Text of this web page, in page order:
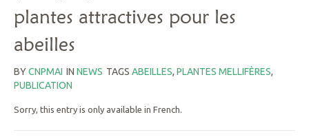
plantes attractives pour les
abeilles
BYCNPMAI IN NEWS TAGS ABEILLES, PLANTES MELLIFÈRES,
PUBLICATION
Sorry, this entry is only available in French.